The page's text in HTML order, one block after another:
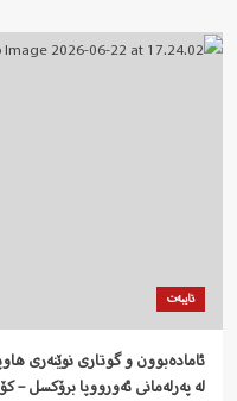
تایبەت
ئامادەبوون و گوتاری نوێنەری
لە پەرلەمانی ئەورووپا برۆکسل –